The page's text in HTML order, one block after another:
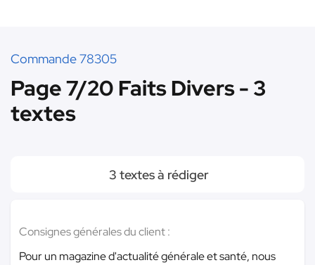
Commande 78305
Page 7/20 Faits Divers - 3
textes
3 textes à rédiger
Consignes générales du client :
Pour un magazine d'actualité générale et santé, nous